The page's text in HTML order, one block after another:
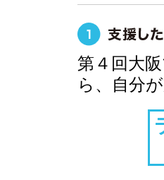
第４回大
ら、自分